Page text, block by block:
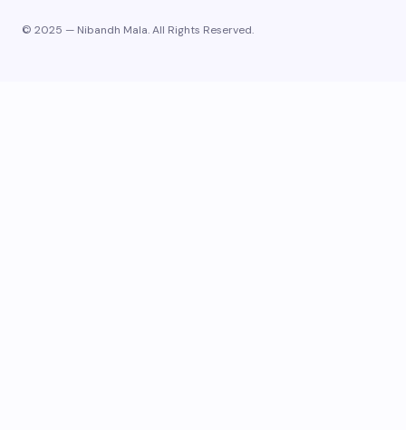
© 2025 — Nibandh Mala. All Rights Reserved.